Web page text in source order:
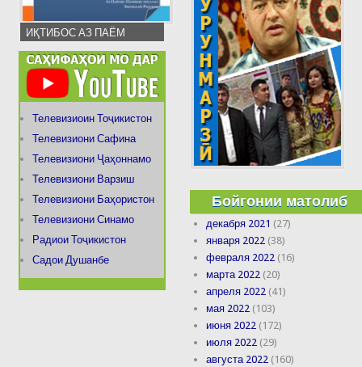
ИҚТИБОС АЗ ПАЁМ
Телевизиоин Тоҷикистон
Телевизиони Сафина
Телевизиони Ҷаҳоннамо
Телевизиони Варзиш
Телевизиони Баҳористон
Телевизиони Синамо
Радиои Тоҷикистон
Садои Душанбе
Бойгонии матолиб
декабря 2021 (27)
января 2022 (38)
февраля 2022 (16)
марта 2022 (20)
апреля 2022 (41)
мая 2022 (103)
июня 2022 (172)
июля 2022 (29)
августа 2022 (160)